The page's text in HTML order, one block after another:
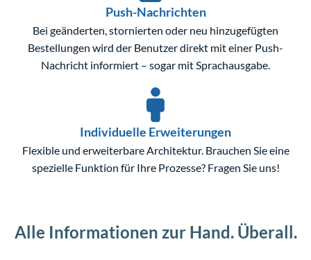
Push-Nachrichten
Bei geänderten, stornierten oder neu hinzugefügten
Bestellungen wird der Benutzer direkt mit einer Push-
Nachricht informiert – sogar mit Sprachausgabe.
Individuelle Erweiterungen
Flexible und erweiterbare Architektur. Brauchen Sie eine
spezielle Funktion für Ihre Prozesse? Fragen Sie uns!
Alle Informationen zur Hand. Überall.